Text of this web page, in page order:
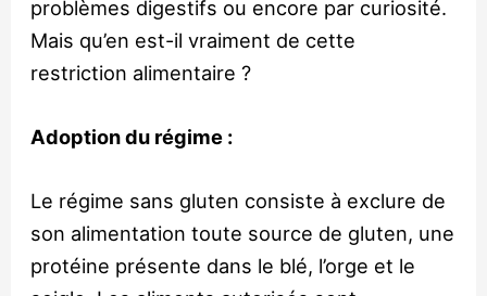
problèmes digestifs ou encore par curiosité.
Mais qu’en est-il vraiment de cette
restriction alimentaire ?
Adoption du régime :
Le régime sans gluten consiste à exclure de
son alimentation toute source de gluten, une
protéine présente dans le blé, l’orge et le